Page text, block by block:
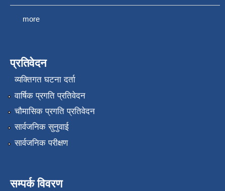
more
प्रतिवेदन
व्यक्तिगत घटना दर्ता
वार्षिक प्रगति प्रतिवेदन
चौमासिक प्रगति प्रतिवेदन
सार्वजनिक सुनुवाई
सार्वजनिक परीक्षण
सम्पर्क विवरण